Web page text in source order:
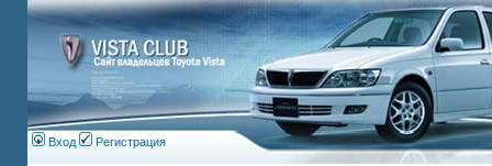
Вход Регистрация